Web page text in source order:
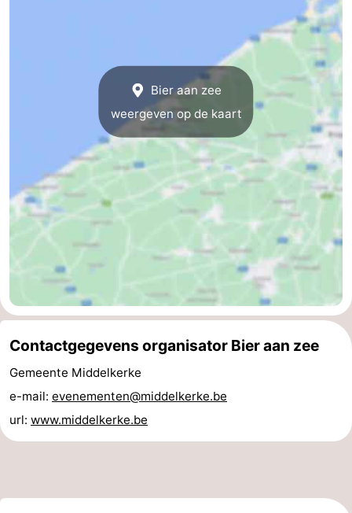
Zwin
Heist
Zeebrugge
-
Blankenberge
-
Wenduine
-
De
Haan
-
Bredene
-
Middelkerke
-
Westende
-
Bier aan zee
weergeven op de kaart
Contactgegevens organisator Bier aan zee
Gemeente Middelkerke
e-mail: evenementen@middelkerke.be
url: www.middelkerke.be